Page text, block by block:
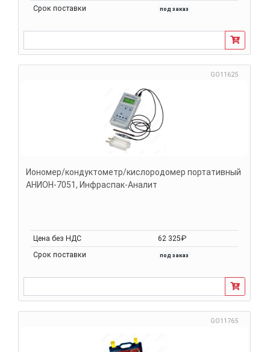
Срок поставки
под заказ
GO11625
Иономер/кондуктометр/кислородомер портативный
АНИОН-7051, Инфраспак-Аналит
Цена без НДС
62 325₽
Срок поставки
под заказ
GO11765